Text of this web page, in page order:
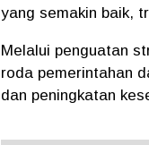
yang semakin baik,
Melalui penguatan
roda pemerintahan
dan peningkatan